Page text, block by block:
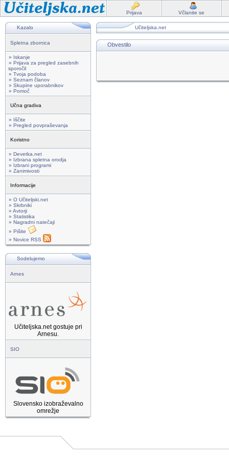
Prijava Včlanite se
Kazalo
Spletna zbornica
» Iskanje
» Prijava za pregled zasebnih
sporočil
» Tvoja podoba
» Seznam članov
» Skupine uporabnikov
» Pomoč
Učna gradiva
» Iščite
» Pregled povpraševanja
Koristno
» Devetka.net
» Izbrana spletna orodja
» Izbrani programi
» Zanimivosti
Informacije
» O Učiteljski.net
» Skrbniki
» Avtorji
» Statistika
» Nagradni natečaji
» Pišite
» Novice RSS
Sodelujemo
Arnes
Učiteljska.net gostuje pri
Arnesu.
SIO
Slovensko izobraževalno
omrežje
Učiteljska.net
Obvestilo